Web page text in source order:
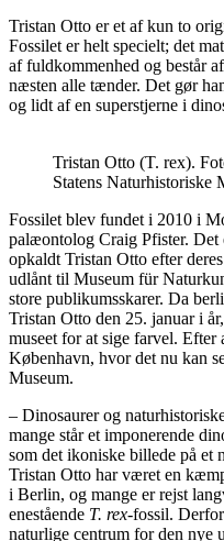
Tristan Otto er et af kun to
Fossilet er helt specielt; det
af fuldkommenhed og består
næsten alle tænder. Det gør
og lidt af en superstjerne i
Tristan Otto (T. rex).
Statens Naturhistoriske
Fossilet blev fundet i 2010 i
palæontolog Craig Pfister. Det
opkaldt Tristan Otto efter
udlånt til Museum für
store publikumsskarer. Da
Tristan Otto den 25. januar i
museet for at sige farvel.
København, hvor det nu kan
Museum.
– Dinosaurer og
mange står et imponerende
som det ikoniske billede på et
Tristan Otto har været en
i Berlin, og mange er rejst
enestående T. rex-fossil.
naturlige centrum for den nye